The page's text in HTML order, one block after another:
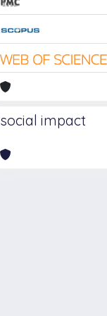
social impact